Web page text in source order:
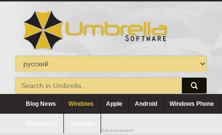
Blog News Windows Apple Android Windows Phone
Advertisement